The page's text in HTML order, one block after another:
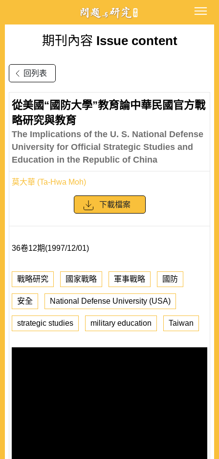
期刊內容 Issue content
回列表
從美國“國防大學”教育論中華民國官方戰
略研究與教育
The Implications of the U. S. National Defense
University for Official Strategic Studies and
Education in the Republic of China
莫大華 (Ta-Hwa Moh)
下載檔案
36卷12期(1997/12/01)
戰略研究 國家戰略 軍事戰略 國防
安全 National Defense University (USA)
strategic studies military education Taiwan